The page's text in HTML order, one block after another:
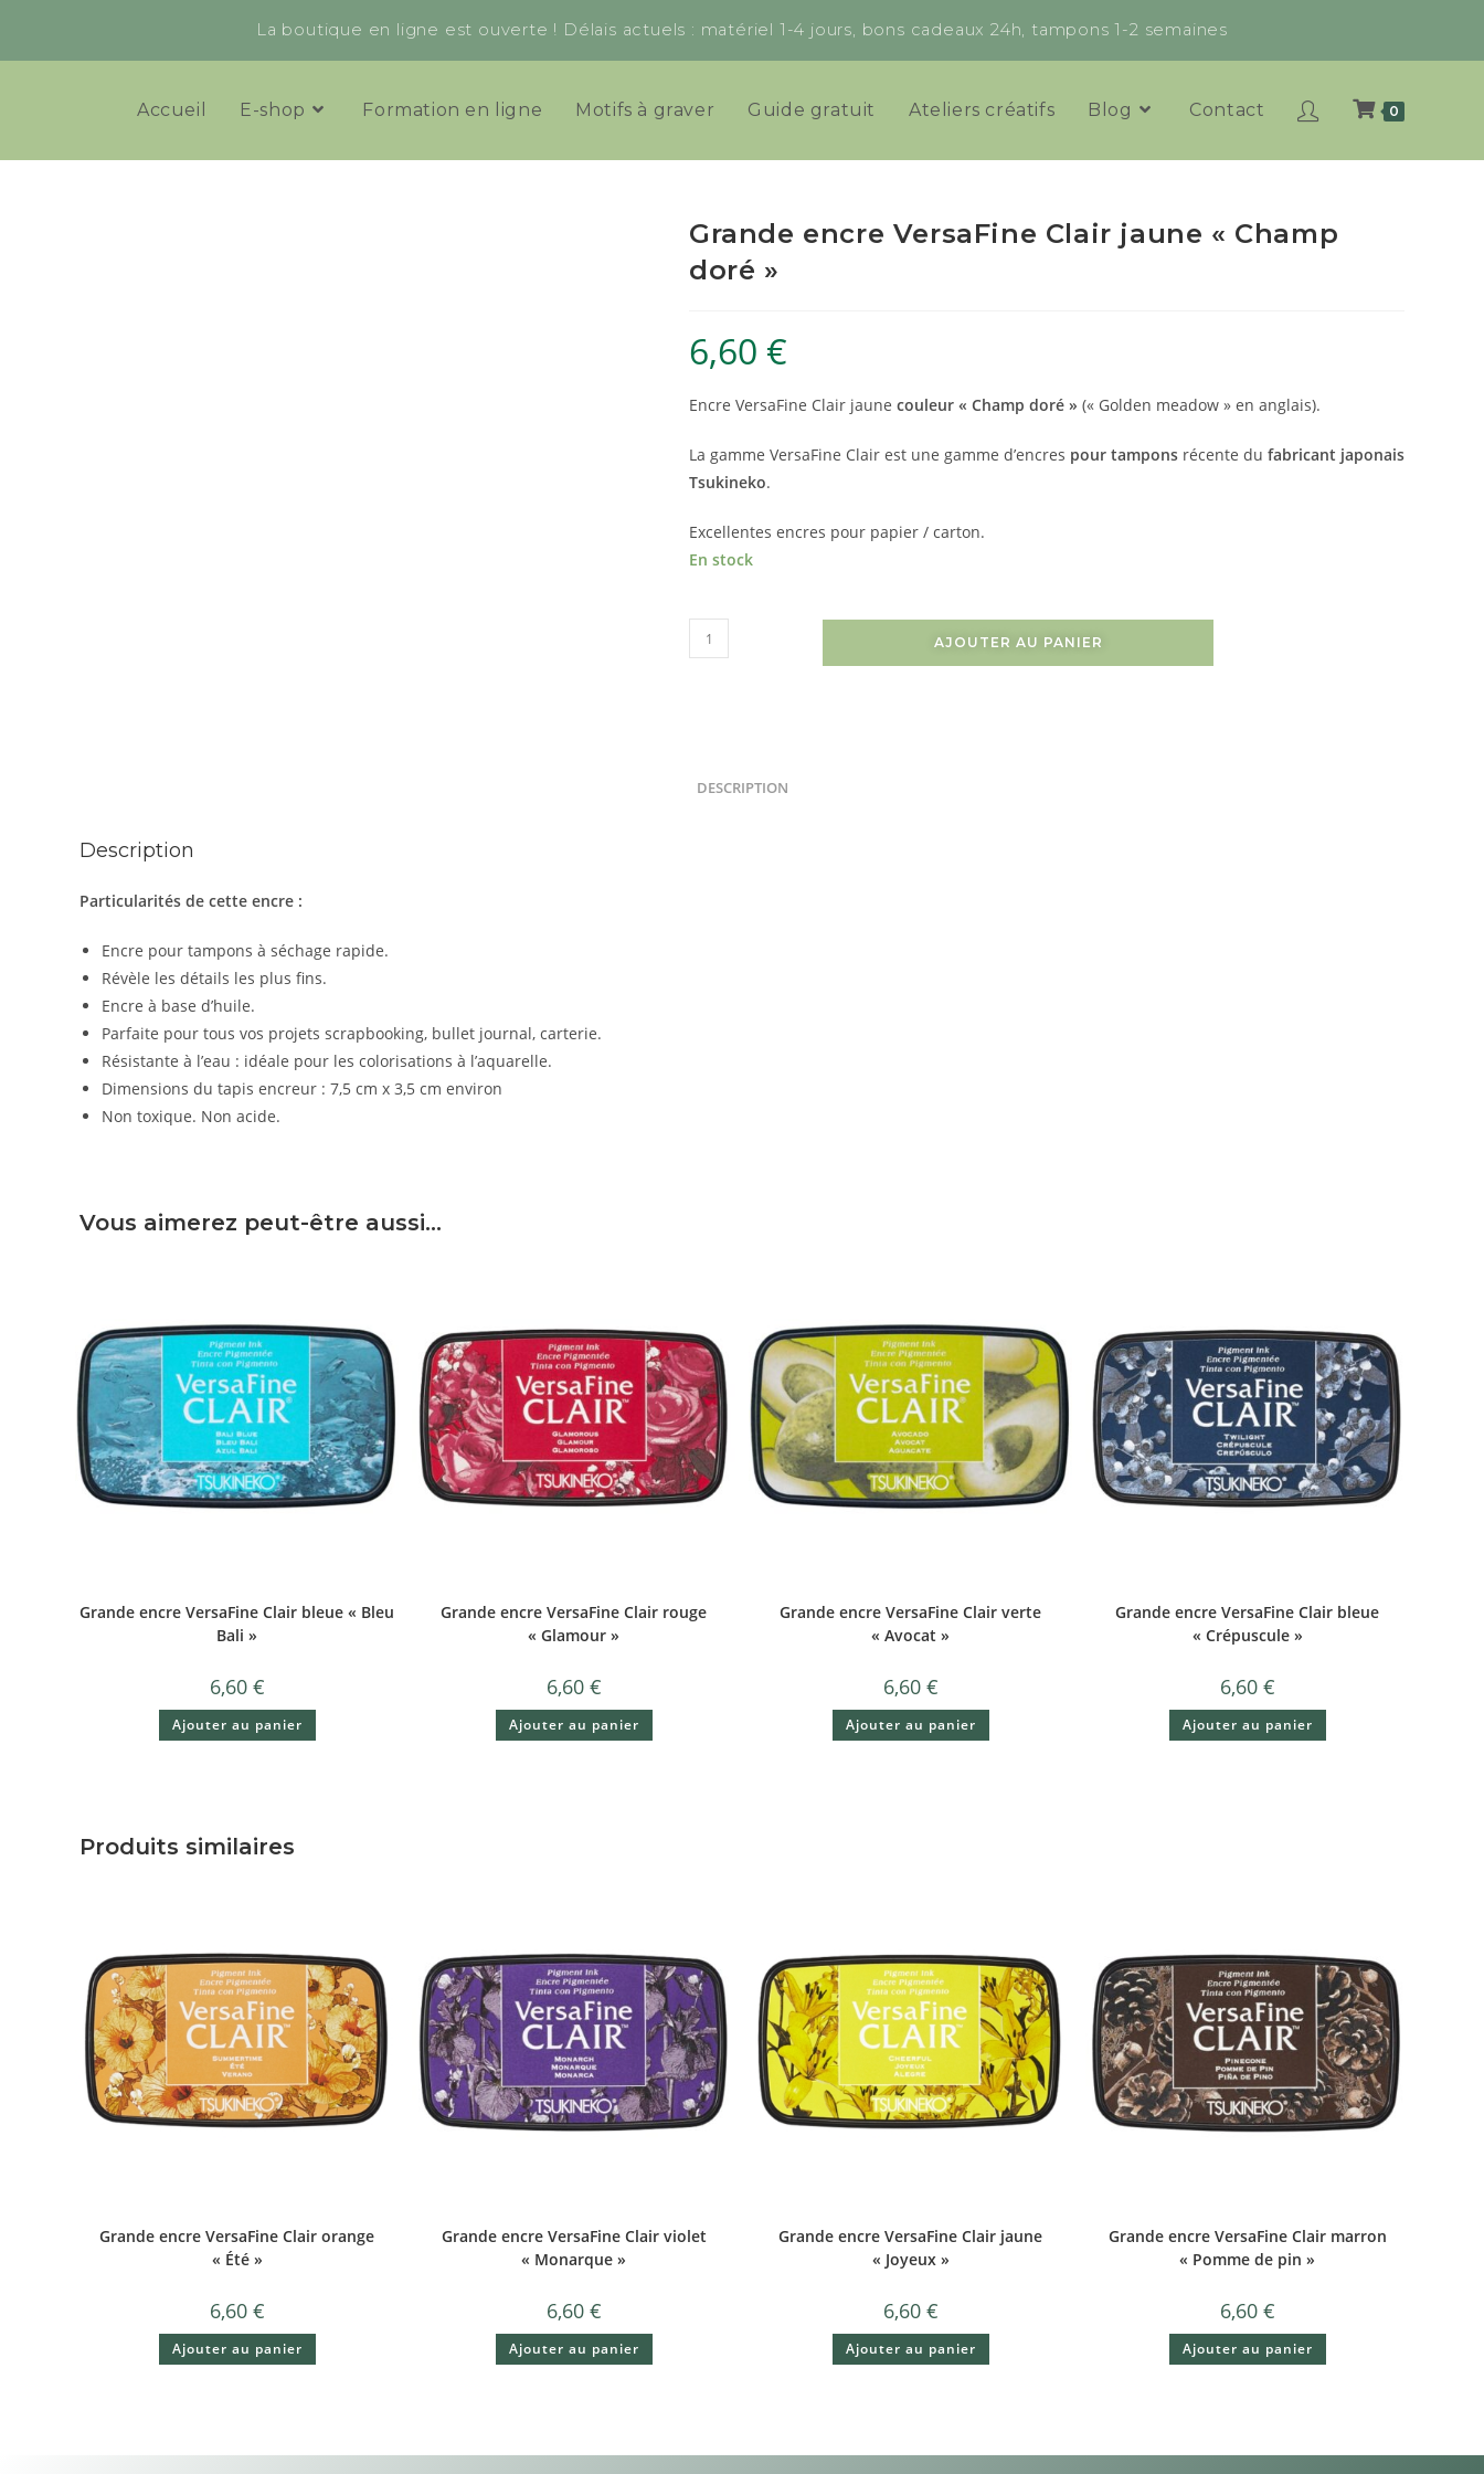
La boutique en ligne est ouverte ! Délais actuels : matériel 1-4 jours, bons cadeaux 24h, tampons 1-2 semaines
Accueil E-shop Formation en ligne Motifs à graver Guide gratuit Ateliers créatifs Blog Contact 0
Grande encre VersaFine Clair jaune « Champ
doré »
6,60 €
Encre VersaFine Clair jaune couleur « Champ doré » (« Golden meadow » en anglais).
La gamme VersaFine Clair est une gamme d’encres pour tampons récente du fabricant japonais
Tsukineko.
Excellentes encres pour papier / carton.
En stock
AJOUTER AU PANIER
DESCRIPTION
Description
Particularités de cette encre :
Encre pour tampons à séchage rapide.
Révèle les détails les plus fins.
Encre à base d’huile.
Parfaite pour tous vos projets scrapbooking, bullet journal, carterie.
Résistante à l’eau : idéale pour les colorisations à l’aquarelle.
Dimensions du tapis encreur : 7,5 cm x 3,5 cm environ
Non toxique. Non acide.
Vous aimerez peut-être aussi…
Grande encre VersaFine Clair bleue « Bleu
Bali »
6,60 €
Ajouter au panier
Grande encre VersaFine Clair rouge
« Glamour »
6,60 €
Ajouter au panier
Grande encre VersaFine Clair verte
« Avocat »
6,60 €
Ajouter au panier
Grande encre VersaFine Clair bleue
« Crépuscule »
6,60 €
Ajouter au panier
Produits similaires
Grande encre VersaFine Clair orange
« Été »
6,60 €
Ajouter au panier
Grande encre VersaFine Clair violet
« Monarque »
6,60 €
Ajouter au panier
Grande encre VersaFine Clair jaune
« Joyeux »
6,60 €
Ajouter au panier
Grande encre VersaFine Clair marron
« Pomme de pin »
6,60 €
Ajouter au panier